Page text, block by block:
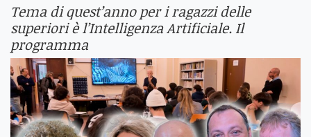
Tema di quest’anno per i ragazzi delle
superiori è l’Intelligenza Artificiale. Il
programma